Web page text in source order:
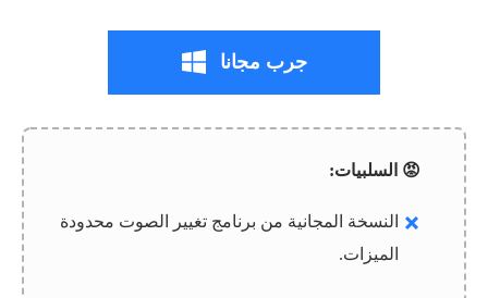
جرب مجانا
😡 السلبيات:
النسخة المجانية من برنامج تغيير الصوت محدودة
الميزات.